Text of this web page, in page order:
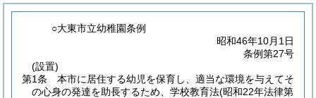
○大東市立幼稚園条例
昭和46年10月1日
条例第27号
(設置)
第1条
本市に居住する幼児を保育し、適当な環境を与えてそ
の心身の発達を助長するため、学校教育法(昭和22年法律第